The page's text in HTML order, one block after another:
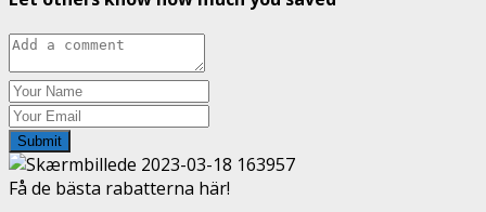
Submit
Få de bästa rabatterna här!